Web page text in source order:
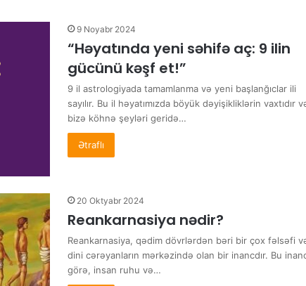
9 Noyabr 2024
“Həyatında yeni səhifə aç: 9 ilin
gücünü kəşf et!”
9 il astrologiyada tamamlanma və yeni başlanğıclar ili
sayılır. Bu il həyatımızda böyük dəyişikliklərin vaxtıdır
bizə köhnə şeyləri geridə…
Ətraflı
20 Oktyabr 2024
Reankarnasiya nədir?
Reankarnasiya, qədim dövrlərdən bəri bir çox fəlsəfi
dini cərəyanların mərkəzində olan bir inancdır. Bu
görə, insan ruhu və…